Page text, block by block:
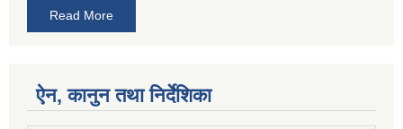
Read More
ऐन, कानुन तथा निर्देशिका